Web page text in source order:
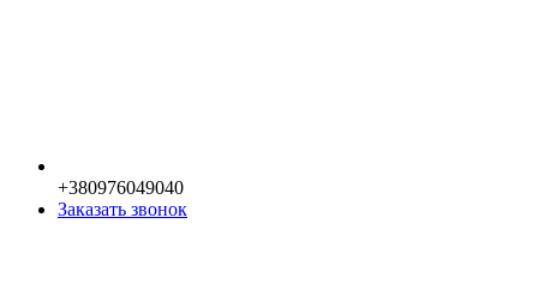
+380976049040
Заказать звонок